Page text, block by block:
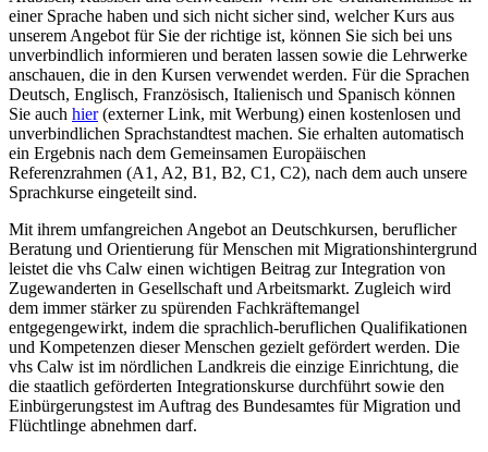
einer Sprache haben und sich nicht sicher sind, welcher Kurs aus
unserem Angebot für Sie der richtige ist, können Sie sich bei uns
unverbindlich infor­mieren und beraten lassen sowie die Lehrwerke
anschauen, die in den Kursen verwendet werden. Für die Sprachen
Deutsch, Englisch, Französisch, Italienisch und Spanisch können
Sie auch hier(externer Link, mit Werbung) einen kostenlosen und
unverbindlichen Sprachstandtest machen. Sie erhalten automatisch
ein Ergebnis nach dem Gemeinsamen Europäischen
Referenzrahmen (A1, A2, B1, B2, C1, C2), nach dem auch unsere
Sprachkurse eingeteilt sind.
Mit ihrem umfangreichen Angebot an Deutschkursen, beruflicher
Beratung und Orientierung für Menschen mit Migrationshintergrund
leistet die vhs Calw einen wichtigen Beitrag zur Integration von
Zugewanderten in Gesellschaft und Arbeitsmarkt. Zugleich wird
dem immer stärker zu spürenden Fachkräftemangel
entgegengewirkt, indem die sprachlich-beruflichen Qualifikationen
und Kompetenzen dieser Menschen gezielt gefördert werden. Die
vhs Calw ist im nördlichen Landkreis die einzige Einrichtung, die
die staatlich geförderten Integrationskurse durchführt sowie den
Einbürgerungstest im Auftrag des Bundesamtes für Migration und
Flüchtlinge abnehmen darf.